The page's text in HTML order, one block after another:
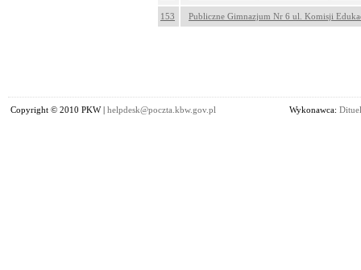
153 Publiczne Gimnazjum Nr 6 ul. Komisji
Copyright © 2010 PKW | helpdesk@poczta.kbw.gov.pl Wykonawca: